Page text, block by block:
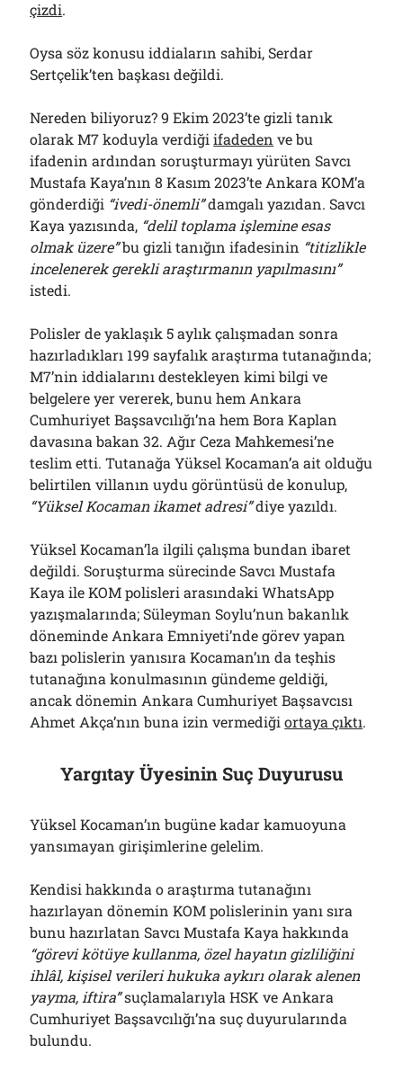
çizdi.
Oysa söz konusu iddiaların sahibi, Serdar
Sertçelik’ten başkası değildi.
Nereden biliyoruz? 9 Ekim 2023’te gizli tanık
olarak M7 koduyla verdiğiifadeden ve bu
ifadenin ardından soruşturmayı yürüten Savcı
Mustafa Kaya’nın 8 Kasım 2023’te Ankara KOM’a
gönderdiği “ivedi-önemli”damgalı yazıdan. Savcı
Kaya yazısında, “delil toplama işlemine esas
olmak üzere”bu gizli tanığın ifadesinin “titizlikle
incelenerek gerekli araştırmanın yapılmasını”
istedi.
Polisler de yaklaşık 5 aylık çalışmadan sonra
hazırladıkları 199 sayfalık araştırma tutanağında;
M7’nin iddialarını destekleyen kimi bilgi ve
belgelere yer vererek, bunu hem Ankara
Cumhuriyet Başsavcılığı’na hem Bora Kaplan
davasına bakan 32. Ağır Ceza Mahkemesi’ne
teslim etti. Tutanağa Yüksel Kocaman’a ait olduğu
belirtilen villanın uydu görüntüsü de konulup,
“Yüksel Kocaman ikamet adresi”diye yazıldı.
Yüksel Kocaman’la ilgili çalışma bundan ibaret
değildi. Soruşturma sürecinde Savcı Mustafa
Kaya ile KOM polisleri arasındaki WhatsApp
yazışmalarında; Süleyman Soylu’nun bakanlık
döneminde Ankara Emniyeti’nde görev yapan
bazı polislerin yanısıra Kocaman’ın da teşhis
tutanağına konulmasının gündeme geldiği,
ancak dönemin Ankara Cumhuriyet Başsavcısı
Ahmet Akça’nın buna izin vermediğiortaya çıktı.
Yargıtay Üyesinin Suç Duyurusu
Yüksel Kocaman’ın bugüne kadar kamuoyuna
yansımayan girişimlerine gelelim.
Kendisi hakkında o araştırma tutanağını
hazırlayan dönemin KOM polislerinin yanı sıra
bunu hazırlatan Savcı Mustafa Kaya hakkında
“görevi kötüye kullanma, özel hayatın gizliliğini
ihlâl, kişisel verileri hukuka aykırı olarak alenen
yayma, iftira”suçlamalarıyla HSK ve Ankara
Cumhuriyet Başsavcılığı’na suç duyurularında
bulundu.